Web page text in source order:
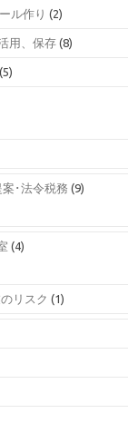
ル作り (2)
用、保存 (8)
(5)
･法令税務 (9)
(4)
リスク (1)